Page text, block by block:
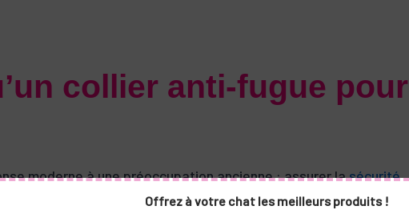
collier anti-fugue pour
moderne à une préoccupation ancienne : assurer lasécurité
Ce dispositif ingénieux fonctionne grâce à des impulsions,
Offrez à votre chat les meilleurs produits !